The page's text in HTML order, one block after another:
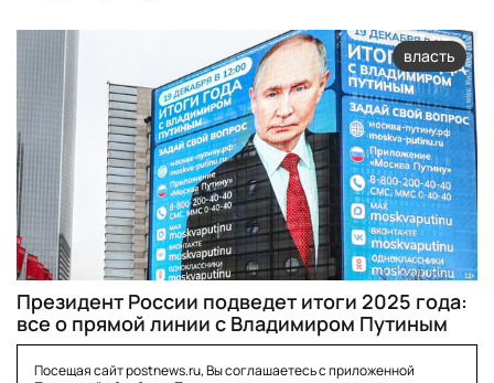
власть
Президент России подведет итоги 2025 года:
все о прямой линии с Владимиром Путиным
Посещая сайт postnews.ru, Вы соглашаетесь с приложенной